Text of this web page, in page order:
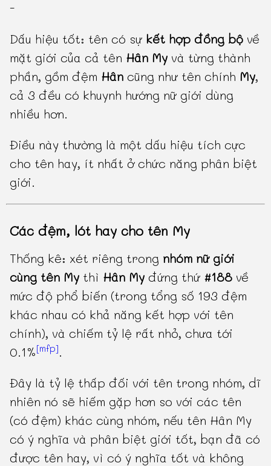
-
Dấu hiệu tốt: tên có sự kết hợp đồng bộ về
mặt giới của cả tên Hân My và từng thành
phần, gồm đệm Hân cũng như tên chính My,
cả 3 đều có khuynh hướng nữ giới dùng
nhiều hơn.
Điều này thường là một dấu hiệu tích cực
cho tên hay, ít nhất ở chức năng phân biệt
giới.
Các đệm, lót hay cho tên My
Thống kê: xét riêng trong nhóm nữ giới
cùng tên My thì Hân My đứng thứ #188 về
mức độ phổ biến (trong tổng số 193 đệm
khác nhau có khả năng kết hợp với tên
chính), và chiếm tỷ lệ rất nhỏ, chưa tới
0.1%[mfp].
Đây là tỷ lệ thấp đối với tên trong nhóm, dĩ
nhiên nó sẽ hiếm gặp hơn so với các tên
(có đệm) khác cùng nhóm, nếu tên Hân My
có ý nghĩa và phân biệt giới tốt, bạn đã có
được tên hay, vì có ý nghĩa tốt và không